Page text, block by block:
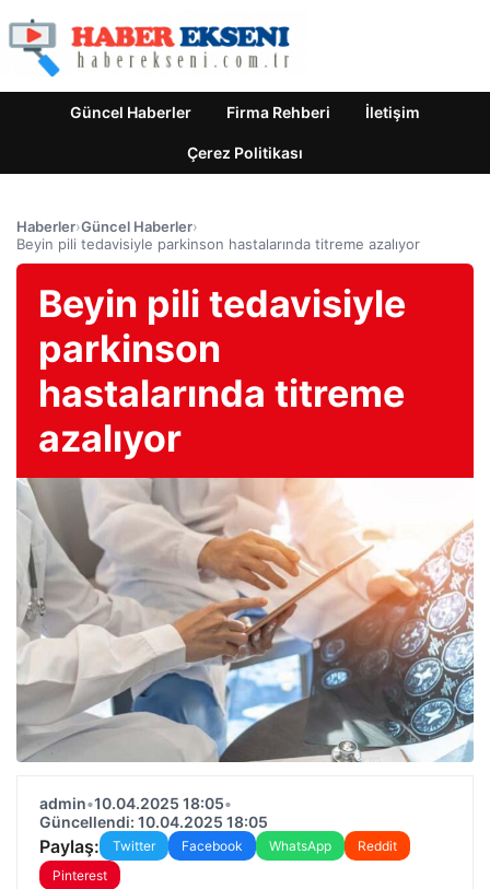
Güncel Haberler Firma Rehberi İletişim
Çerez Politikası
Haberler›Güncel Haberler›
Beyin pili tedavisiyle parkinson hastalarında titreme azalıyor
Beyin pili tedavisiyle
parkinson
hastalarında titreme
azalıyor
admin•10.04.2025 18:05•
Güncellendi: 10.04.2025 18:05
Paylaş: Twitter Facebook WhatsApp
Reddit
Pinterest